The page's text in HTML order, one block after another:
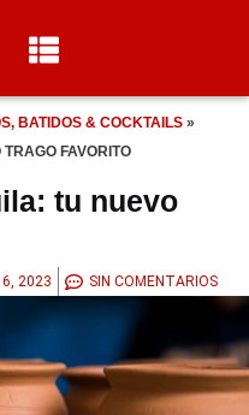
BATIDOS & COCKTAILS »
FAVORITO
tu nuevo
2023 SIN COMENTARIOS